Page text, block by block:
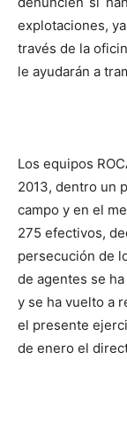
explotaciones,
través de la
le ayudarán a
Los equipos
2013, dentro un
campo y en el
275 efectivos,
persecución de
de agentes se
y se ha vuelto a
el presente
de enero el